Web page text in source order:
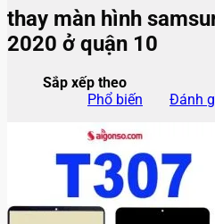
thay màn hình
2020 ở quận 10
Sắp xếp theo
Phổ biến
Đánh